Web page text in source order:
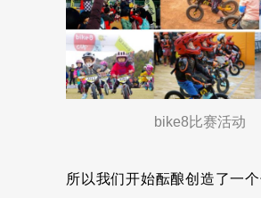
bike8比赛活动
所以我们开始酝酿创造了一